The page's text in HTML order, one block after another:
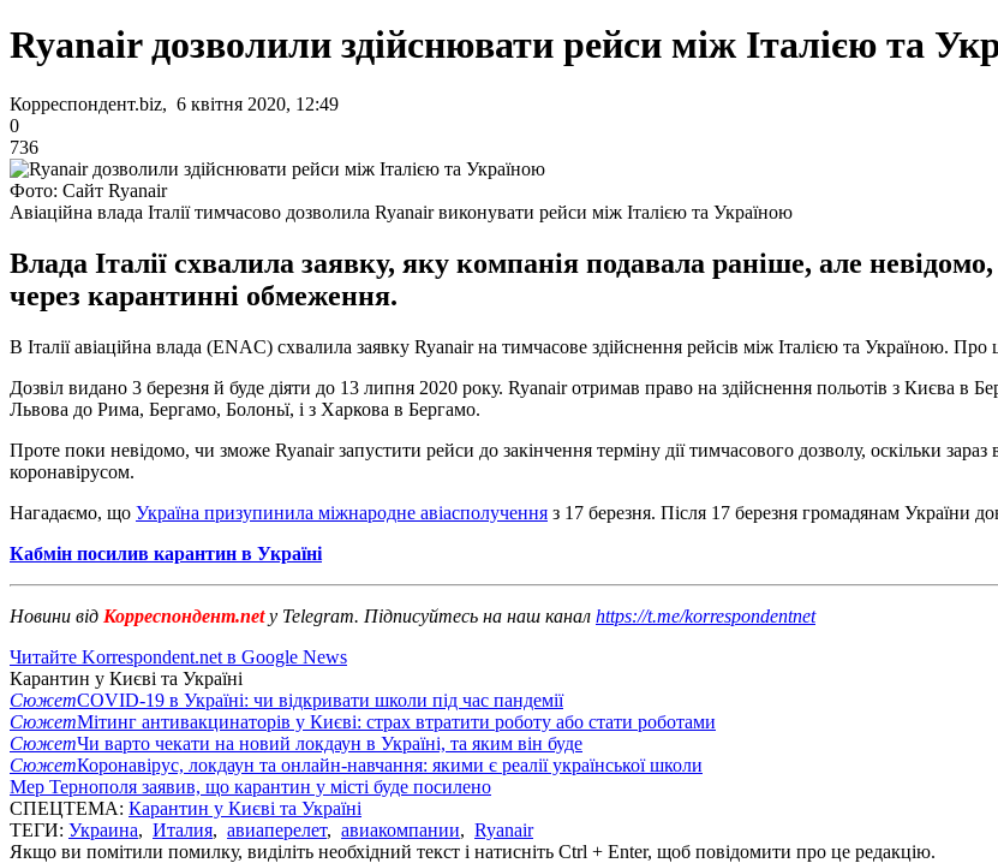
Ryanair дозволили здійснювати рейси між Італією та
Корреспондент.biz, 6 квітня 2020, 12:49
0
736
Фото: Сайт Ryanair
Авіаційна влада Італії тимчасово дозволила Ryanair виконувати рейси між Італією та Україною
Влада Італії схвалила заявку, яку компанія подавала раніше, але
через карантинні обмеження.
В Італії авіаційна влада (ENAC) схвалила заявку Ryanair на тимчасове здійснення рейсів між Італією та Україною. Про
Дозвіл видано 3 березня й буде діяти до 13 липня 2020 року. Ryanair отримав право на здійснення польотів з Києва
Львова до Рима, Бергамо, Болоньї, і з Харкова в Бергамо.
Проте поки невідомо, чи зможе Ryanair запустити рейси до закінчення терміну дії тимчасового дозволу, оскільки
коронавірусом.
Нагадаємо, що Україна призупинила міжнародне авіасполучення з 17 березня. Після 17 березня громадянам України
Кабмін посилив карантин в Україні
Новини від Корреспондент.net у Telegram. Підписуйтесь на наш канал https://t.me/korrespondentnet
Читайте Korrespondent.net в Google News
Карантин у Києві та Україні
СюжетCOVID-19 в Україні: чи відкривати школи під час пандемії
СюжетМітинг антивакцинаторів у Києві: страх втратити роботу або стати роботами
СюжетЧи варто чекати на новий локдаун в Україні, та яким він буде
СюжетКоронавірус, локдаун та онлайн-навчання: якими є реалії української школи
Мер Тернополя заявив, що карантин у місті буде посилено
СПЕЦТЕМА: Карантин у Києві та Україні
ТЕГИ: Украина, Италия, авиаперелет, авиакомпании, Ryanair
Якщо ви помітили помилку, виділіть необхідний текст і натисніть Ctrl + Enter, щоб повідомити про це редакцію.